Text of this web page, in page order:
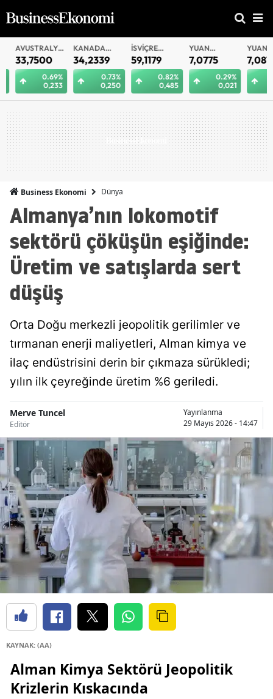
AVUSTRALYA
DOLARI
33,7500
0.69%
0,233
KANADA
DOLARI
34,2339
0.73%
0,250
İSVIÇRE
FRANKI
59,1179
0.82%
0,485
YUAN
OFFSHORE
7,0775
0.29%
0,021
YUAN
7,0812
Business Ekonomi Dünya
Almanya’nın lokomotif
sektörü çöküşün eşiğinde:
Üretim ve satışlarda sert
düşüş
Orta Doğu merkezli jeopolitik gerilimler ve
tırmanan enerji maliyetleri, Alman kimya ve
ilaç endüstrisini derin bir çıkmaza sürükledi;
yılın ilk çeyreğinde üretim %6 geriledi.
Merve Tuncel
Editör
Yayınlanma
29 Mayıs 2026 - 14:47
KAYNAK: (AA)
Alman Kimya Sektörü Jeopolitik
Krizlerin Kıskacında